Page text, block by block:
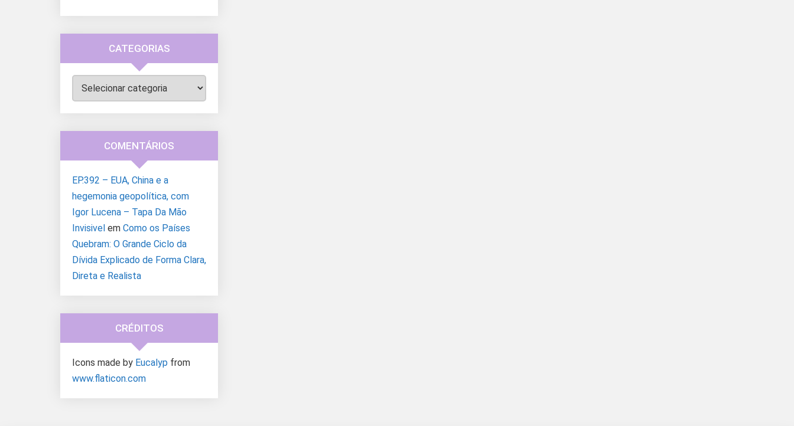
CATEGORIAS
Categorias
COMENTÁRIOS
EP.392 – EUA, China e a
hegemonia geopolítica, com
Igor Lucena – Tapa Da Mão
Invisivel em Como os Países
Quebram: O Grande Ciclo da
Dívida Explicado de Forma Clara,
Direta e Realista
CRÉDITOS
Icons made by Eucalyp from
www.flaticon.com